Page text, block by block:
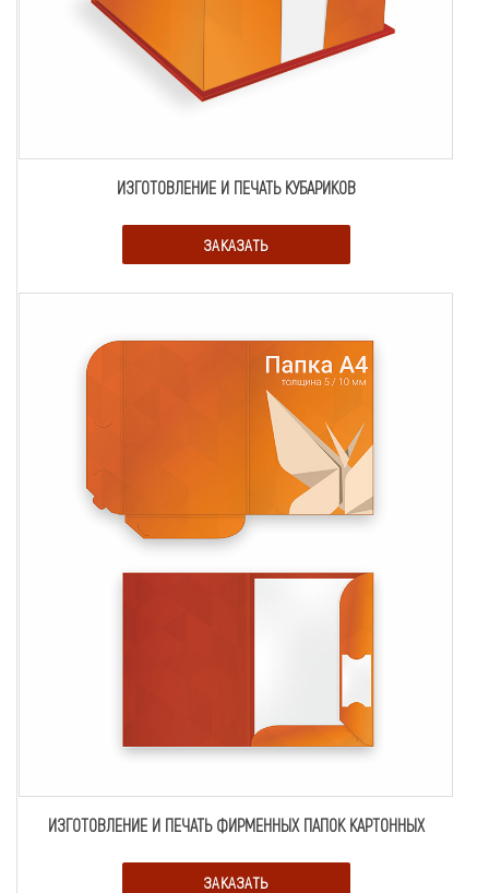
ИЗГОТОВЛЕНИЕ И ПЕЧАТЬ КУБАРИКОВ
ЗАКАЗАТЬ
ИЗГОТОВЛЕНИЕ И ПЕЧАТЬ ФИРМЕННЫХ ПАПОК КАРТОННЫХ
ЗАКАЗАТЬ